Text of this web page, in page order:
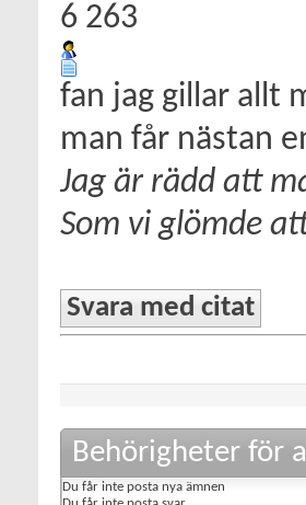
6 263
fan jag gillar allt
man får nästan
Jag är rädd att
Som vi glömde
Svara med citat
Behörigheter för
Du får inte posta nya ämnen